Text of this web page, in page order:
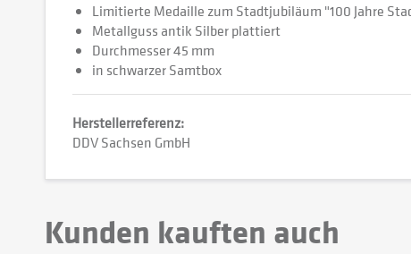
Limitierte Medaille zum Stadtjubiläum "100 Jahre
Metallguss antik Silber plattiert
Durchmesser 45 mm
in schwarzer Samtbox
Herstellerreferenz:
DDV Sachsen GmbH
Kunden kauften auch